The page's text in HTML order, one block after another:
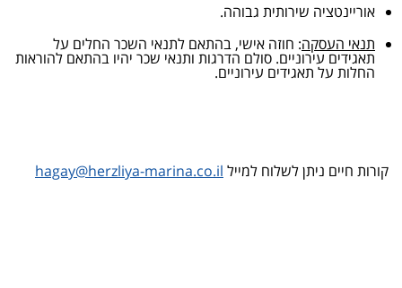
אוריינטציה שירותית גבוהה.
תנאי העסקה: חוזה אישי, בהתאם לתנאי השכר החלים על
תאגידים עירוניים. סולם הדרגות ותנאי שכר יהיו בהתאם להוראות
החלות על תאגידים עירוניים.
קורות חיים ניתן לשלוח למייל hagay@herzliya-marina.co.il